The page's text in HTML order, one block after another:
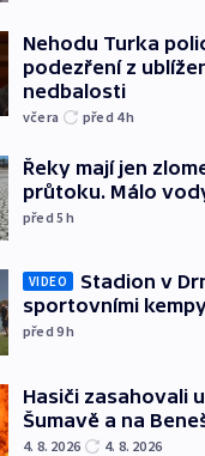
Nehodu Turka
podezření z
nedbalosti
včera před 4h
Řeky mají jen
průtoku. Málo
před 5h
VIDEO
Stadion v
sportovními
před 9h
Hasiči zasahovali
Šumavě a na
4. 8. 2026 4. 8. 2026